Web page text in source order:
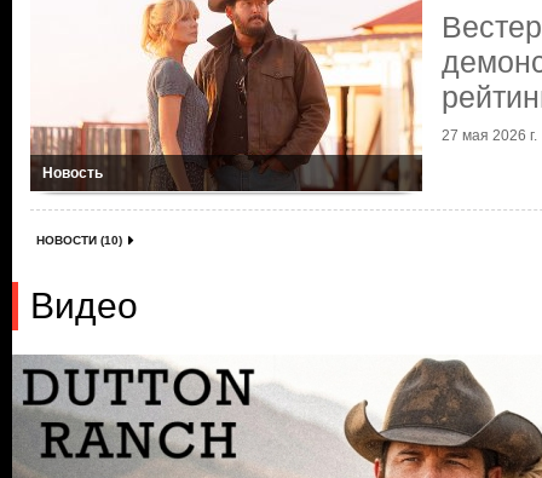
Новость
27 мая 2026 г.
НОВОСТИ (10)
Видео